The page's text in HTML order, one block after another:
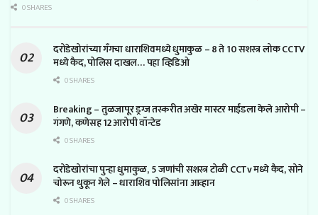
0 SHARES
दरोडेखोरांच्या गँगचा धाराशिवमध्ये धुमाकुळ – 8 ते 10 सशस्त्र लोक CCTV
मध्ये कैद, पोलिस दाखल… पहा व्हिडिओ
0 SHARES
Breaking – तुळजापूर ड्रग्ज तस्करीत अखेर मास्टर माईंडला केले आरोपी –
गंगणे, कणेसह 12 आरोपी वॉन्टेड
0 SHARES
दरोडेखोरांचा पुन्हा धुमाकुळ, 5 जणांची सशस्त्र टोळी CCTv मध्ये कैद, सोने
चोरून थुकून गेले – धाराशिव पोलिसांना आव्हान
0 SHARES